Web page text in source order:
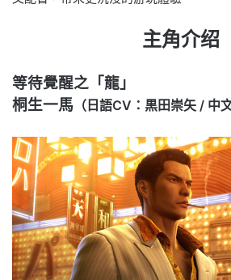
主角介绍
等待覺醒之「龍」
桐生一馬 （日語CV：黒田崇矢 / 中